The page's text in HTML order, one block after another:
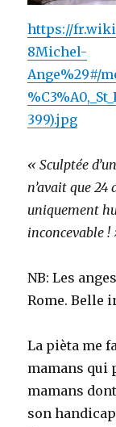
https://
8Michel-
Ange%29#/
399).jpg
« Sculptée
n’avait que
uniquement
inconcevable !
NB: Les
Rome. Belle
La pièta me
mamans qui
mamans
son